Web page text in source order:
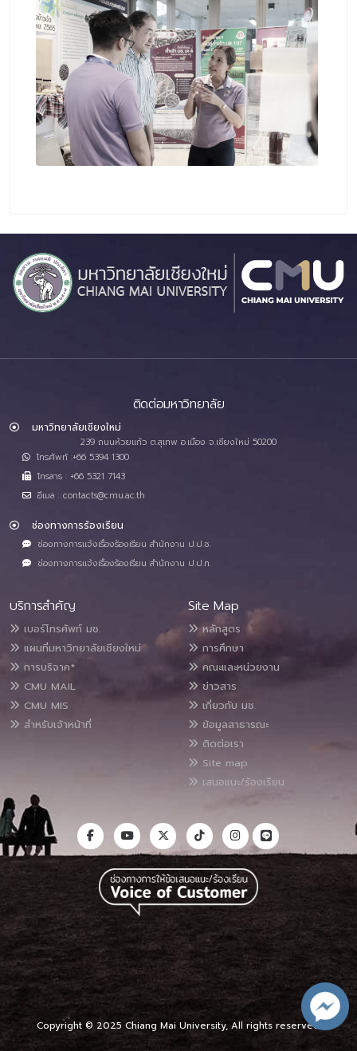
ติดต่อมหาวิทยาลัย
มหาวิทยาลัยเชียงใหม่
239 ถนนห้วยแก้ว ต.สุเทพ อ.เมือง จ.เชียงใหม่ 50200
โทรศัพท์ :+66 5394 1300
โทรสาร : +66 5321 7143
อีเมล : contacts@cmu.ac.th
ช่องทางการร้องเรียน
ช่องทางการแจ้งเรื่องร้องเรียน สำนักงาน ป.ป.ช.
ช่องทางการแจ้งเรื่องร้องเรียน สำนักงาน ป.ป.ท.
บริการสำคัญ
เบอร์โทรศัพท์ มช.
แผนที่มหาวิทยาลัยเชียงใหม่
การบริจาค*
CMU MAIL
CMU MIS
สำหรับเจ้าหน้าที่
Site Map
หลักสูตร
การศึกษา
คณะและหน่วยงาน
ข่าวสาร
เกี่ยวกับ มช.
ข้อมูลสาธารณะ
ติดต่อเรา
Site map
เสนอแนะ/ร้องเรียน
Copyright © 2025 Chiang Mai University, All rights reserved.